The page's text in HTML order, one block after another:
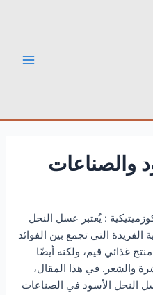
والصناعات
: يُعتبر عسل النحل
الفريدة التي تجمع بين الفوائد
غذائي قيم، ولكنه أيضًا
والشعر. في هذا المقال،
النحل الأسود في الصناعات